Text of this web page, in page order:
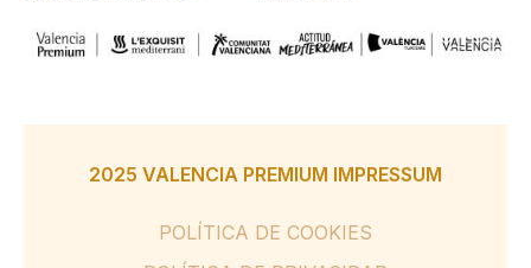
2025 VALENCIA PREMIUM IMPRESSUM
POLÍTICA DE COOKIES